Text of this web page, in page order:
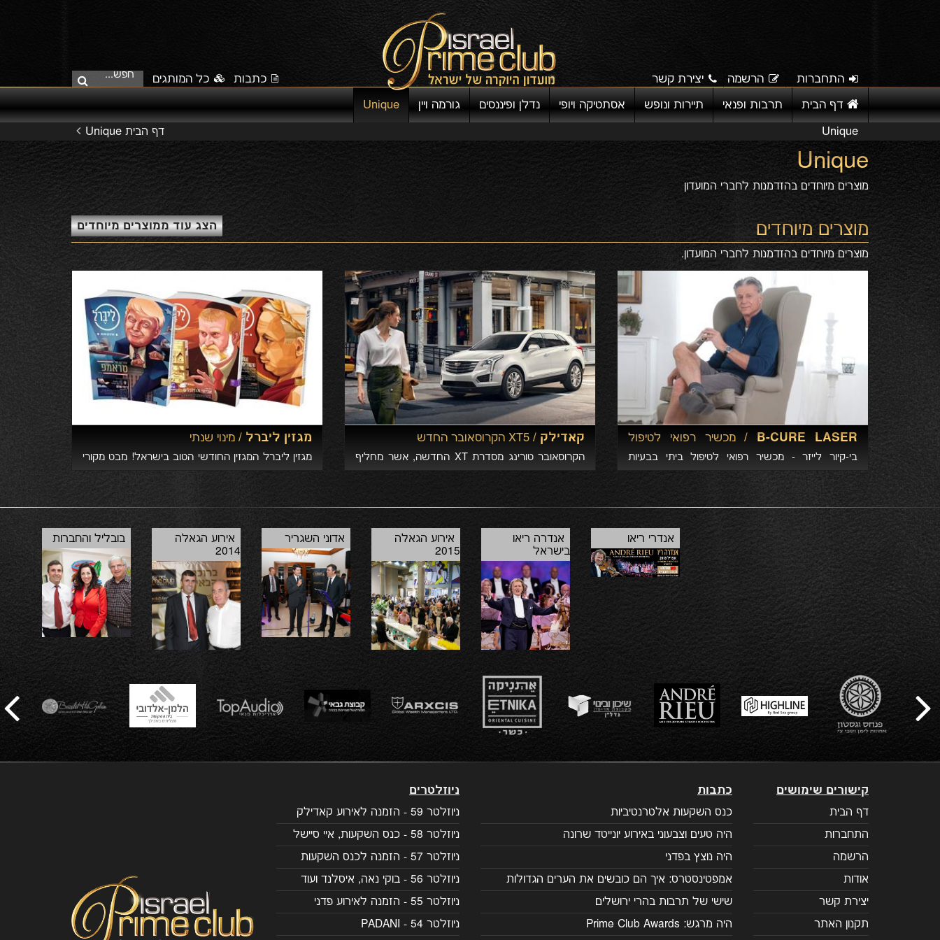
התחברות הרשמה יצירת קשר כתבות כל המותגים חפש...
דף הבית תרבות ופנאי תיירות ונופש אסתטיקה ויופי נדלן ופיננסים גורמה ויין
Unique
Unique
דף הבית Unique
Unique
מוצרים מיוחדים בהזדמנות לחברי המועדון
מוצרים מיוחדים
מוצרים מיוחדים בהזדמנות לחברי המועדון.
הצג עוד ממוצרים מיוחדים
B-CURE LASER /
מכשיר רפואי לטיפול
בבעיות אורטופדיות
בי-קיור לייזר - מכשיר רפואי לטיפול ביתי בבעיות
אורתופדיות, כאב ובעיות עור כגון: כאבי גב תחתון, גב
עליון וצוואר, ברכיים, שחיקת סחוס, ארטריטיס, כאבי
שרירים, מרפק טניס, כאבי מפרקים ועוד.
קאדילק /
הקרוסאובר טורינג מסדרת XT החדשה, אשר מחליף
את ה-SRX, מהדגמים המצליחים של קאדילק ברחבי
מגזין ליברל / מינוי שנתי
מגזין ליברל המגזין החודשי הטוב בישראל! מבט מקורי
על תוכן פוליטי, תקשורתי ותרבותי. תוכן עמוק, פרופילים
ופרויקטים מיוחדים, טורים אישיים, סיפורים, פרשנויות
ומפתיעה.
בובליל והחברות
אירוע הגאלה
2014
אדוני השגריר
אירוע הגאלה
2015
אנדרה ריאו
בישראל
אנדרי ריאו
קישורים שימושים
דף הבית
התחברות
הרשמה
אודות
יצירת קשר
תקנון האתר
כתבות
כנס השקעות אלטרנטיביות
היה טעים וצבעוני באירוע יונייטד שרונה
היה נוצץ בפדני
אמפטינסטרס: איך הם כובשים את הערים הגדולות
שישי של תרבות בהרי ירושלים
היה מרגש: Prime Club Awards
ניוזלטרים
ניוזלטר 59 - הזמנה לאירוע קאדילק
ניוזלטר 58 - כנס השקעות, איי סיישל
ניוזלטר 57 - הזמנה לכנס השקעות
ניוזלטר 56 - בוקי נאה, איסלנד ועוד
ניוזלטר 55 - הזמנה לאירוע פדני
ניוזלטר 54 - PADANI